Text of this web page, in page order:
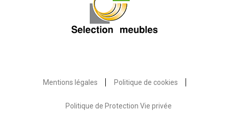
Mentions légales Politique de cookies
Politique de Protection Vie privée